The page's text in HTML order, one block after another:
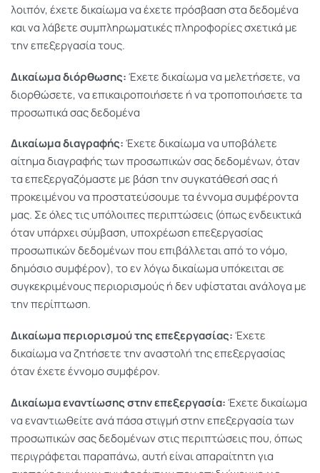
λοιπόν, έχετε δικαίωμα να έχετε πρόσβαση στα δεδομένα
και να λάβετε συμπληρωματικές πληροφορίες σχετικά με
την επεξεργασία τους.
Δικαίωμα διόρθωσης:Έχετε δικαίωμα να μελετήσετε, να
διορθώσετε, να επικαιροποιήσετε ή να τροποποιήσετε τα
προσωπικά σας δεδομένα
Δικαίωμα διαγραφής:Έχετε δικαίωμα να υποβάλετε
αίτημα διαγραφής των προσωπικών σας δεδομένων, όταν
τα επεξεργαζόμαστε με βάση την συγκατάθεσή σας ή
προκειμένου να προστατεύσουμε τα έννομα συμφέροντα
μας. Σε όλες τις υπόλοιπες περιπτώσεις (όπως ενδεικτικά
όταν υπάρχει σύμβαση, υποχρέωση επεξεργασίας
προσωπικών δεδομένων που επιβάλλεται από το νόμο,
δημόσιο συμφέρον), το εν λόγω δικαίωμα υπόκειται σε
συγκεκριμένους περιορισμούς ή δεν υφίσταται ανάλογα με
την περίπτωση.
Δικαίωμα περιορισμού της επεξεργασίας:Έχετε
δικαίωμα να ζητήσετε την αναστολή της επεξεργασίας
όταν έχετε έννομο συμφέρον.
Δικαίωμα εναντίωσης στην επεξεργασία:Έχετε δικαίωμα
να εναντιωθείτε ανά πάσα στιγμή στην επεξεργασία των
προσωπικών σας δεδομένων στις περιπτώσεις που, όπως
περιγράφεται παραπάνω, αυτή είναι απαραίτητη για